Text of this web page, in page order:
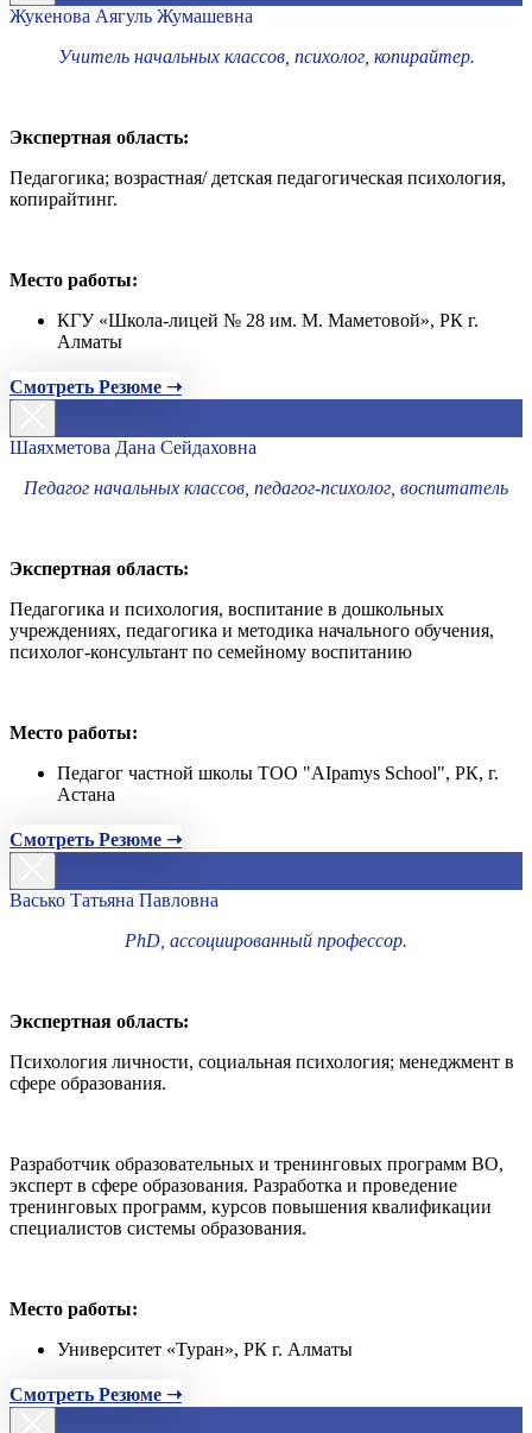
Жукенова Аягуль Жумашевна
Учитель начальных классов, психолог, копирайтер.
Экспертная область:
Педагогика; возрастная/ детская педагогическая психология,
копирайтинг.
Место работы:
КГУ «Школа-лицей № 28 им. М. Маметовой», РК г.
Алматы
Смотреть Резюме ➝
Шаяхметова Дана Сейдаховна
Педагог начальных классов, педагог-психолог, воспитатель
Экспертная область:
Педагогика и психология, воспитание в дошкольных
учреждениях, педагогика и методика начального обучения,
психолог-консультант по семейному воспитанию
Место работы:
Педагог частной школы ТОО "AIpamys School", РК, г.
Астана
Смотреть Резюме ➝
Васько Татьяна Павловна
PhD, ассоциированный профессор.
Экспертная область:
Психология личности, социальная психология; менеджмент в
сфере образования.
Разработчик образовательных и тренинговых программ ВО,
эксперт в сфере образования. Разработка и проведение
тренинговых программ, курсов повышения квалификации
специалистов системы образования.
Место работы:
Университет «Туран», РК г. Алматы
Смотреть Резюме ➝